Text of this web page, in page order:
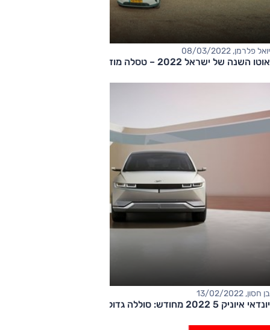
יואל פלרמן, 08/03/2022
אוטו השנה של ישראל 2022 – טסלה מודל 3!
בן חסון, 13/02/2022
יונדאי איוניק 5 2022 מחודש: סוללה גדולה יותר ושורת שיפורים